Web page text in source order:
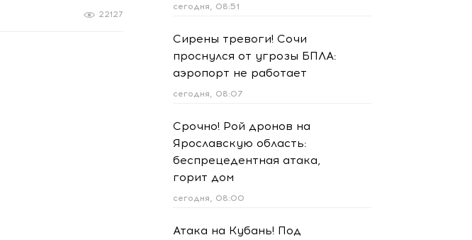
22127
сегодня, 08:51
Сирены тревоги! Сочи
проснулся от угрозы БПЛА:
аэропорт не работает
сегодня, 08:07
Срочно! Рой дронов на
Ярославскую область:
беспрецедентная атака,
горит дом
сегодня, 08:00
Атака на Кубань! Под